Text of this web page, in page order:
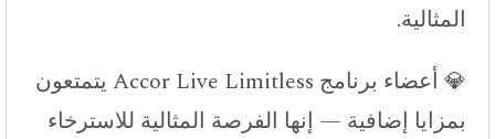
المثالية.
💎 أعضاء برنامج Accor Live Limitless يتمتعون
بمزايا إضافية — إنها الفرصة المثالية للاسترخاء